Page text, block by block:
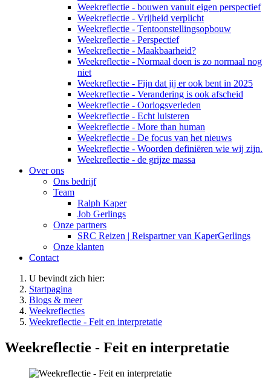
Weekreflectie - bouwen vanuit eigen perspectief
Weekreflectie - Vrijheid verplicht
Weekreflectie - Tentoonstellingsopbouw
Weekreflectie - Perspectief
Weekreflectie - Maakbaarheid?
Weekreflectie - Normaal doen is zo normaal nog
niet
Weekreflectie - Fijn dat jij er ook bent in 2025
Weekreflectie - Verandering is ook afscheid
Weekreflectie - Oorlogsverleden
Weekreflectie - Echt luisteren
Weekreflectie - More than human
Weekreflectie - De focus van het nieuws
Weekreflectie - Woorden definiëren wie wij zijn.
Weekreflectie - de grijze massa
Over ons
Ons bedrijf
Team
Ralph Kaper
Job Gerlings
Onze partners
SRC Reizen | Reispartner van KaperGerlings
Onze klanten
Contact
U bevindt zich hier:
Startpagina
Blogs & meer
Weekreflecties
Weekreflectie - Feit en interpretatie
Weekreflectie - Feit en interpretatie